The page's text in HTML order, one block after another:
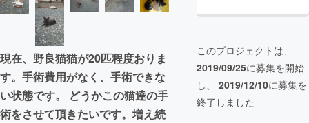
現在、野良猫猫が20匹程度おりま
す。手術費用がなく、手術できな
い状態です。 どうかこの猫達の手
術をさせて頂きたいです。増え続
このプロジェクトは、
2019/09/25に募集を開始
し、 2019/12/10に募集を
終了しました